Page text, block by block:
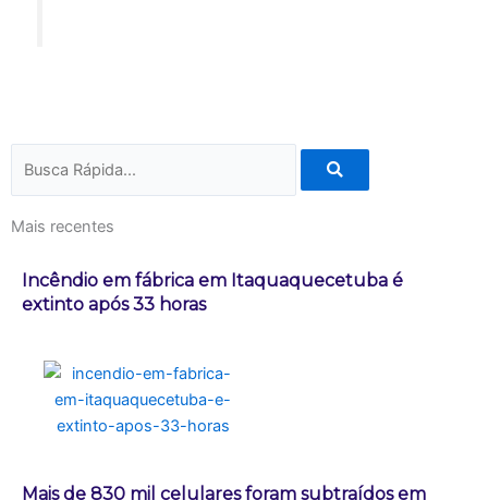
Mais recentes
Incêndio em fábrica em Itaquaquecetuba é
extinto após 33 horas
Mais de 830 mil celulares foram subtraídos em